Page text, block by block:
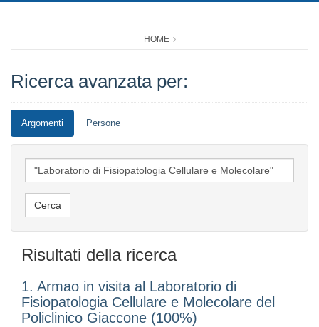
HOME
Ricerca avanzata per:
Argomenti Persone
Risultati della ricerca
1. Armao in visita al Laboratorio di
Fisiopatologia Cellulare e Molecolare del
Policlinico Giaccone (100%)